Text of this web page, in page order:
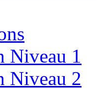
Niveau 1
Niveau 2